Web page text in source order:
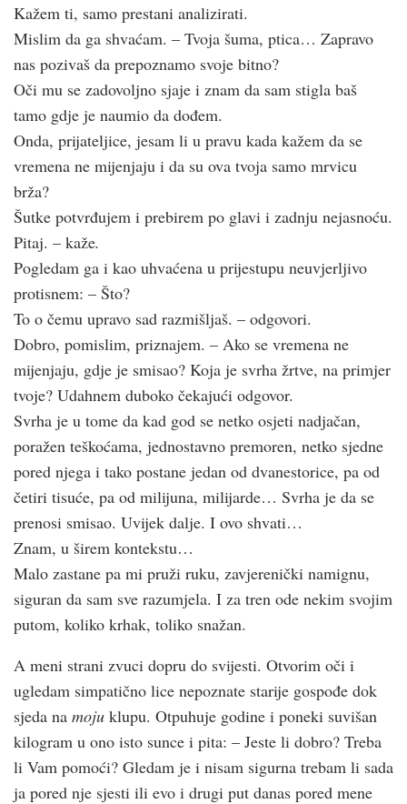
Kažem ti, samo prestani analizirati.
Mislim da ga shvaćam. – Tvoja šuma, ptica… Zapravo
nas pozivaš da prepoznamo svoje bitno?
Oči mu se zadovoljno sjaje i znam da sam stigla baš
tamo gdje je naumio da dođem.
Onda, prijateljice, jesam li u pravu kada kažem da se
vremena ne mijenjaju i da su ova tvoja samo mrvicu
brža?
Šutke potvrđujem i prebirem po glavi i zadnju nejasnoću.
Pitaj. – kaže.
Pogledam ga i kao uhvaćena u prijestupu neuvjerljivo
protisnem: – Što?
To o čemu upravo sad razmišljaš. – odgovori.
Dobro, pomislim, priznajem. – Ako se vremena ne
mijenjaju, gdje je smisao? Koja je svrha žrtve, na primjer
tvoje? Udahnem duboko čekajući odgovor.
Svrha je u tome da kad god se netko osjeti nadjačan,
poražen teškoćama, jednostavno premoren, netko sjedne
pored njega i tako postane jedan od dvanestorice, pa od
četiri tisuće, pa od milijuna, milijarde… Svrha je da se
prenosi smisao. Uvijek dalje. I ovo shvati…
Znam, u širem kontekstu…
Malo zastane pa mi pruži ruku, zavjerenički namignu,
siguran da sam sve razumjela. I za tren ode nekim svojim
putom, koliko krhak, toliko snažan.
A meni strani zvuci dopru do svijesti. Otvorim oči i
ugledam simpatično lice nepoznate starije gospođe dok
sjeda na moju klupu. Otpuhuje godine i poneki suvišan
kilogram u ono isto sunce i pita: – Jeste li dobro? Treba
li Vam pomoći? Gledam je i nisam sigurna trebam li sada
ja pored nje sjesti ili evo i drugi put danas pored mene